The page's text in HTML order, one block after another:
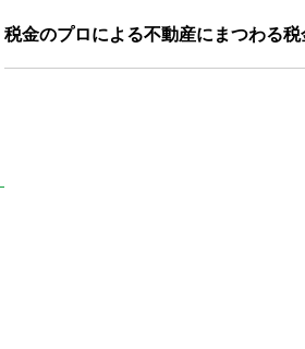
税金のプロによる不動産にまつわる税